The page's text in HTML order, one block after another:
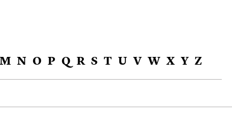
M N O P Q R S T U V W X Y Z